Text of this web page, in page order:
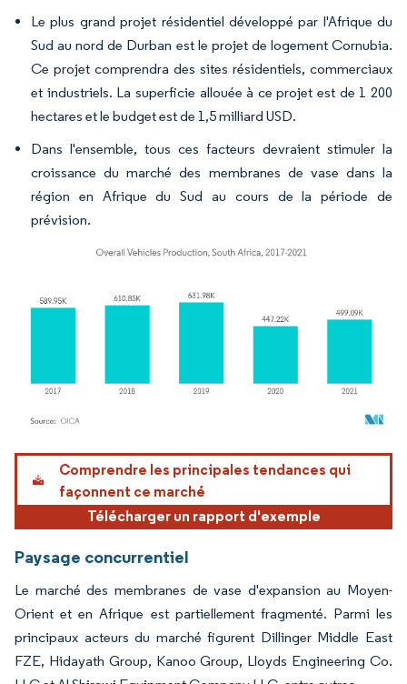
Le plus grand projet résidentiel développé par l'Afrique du
Sud au nord de Durban est le projet de logement Cornubia.
Ce projet comprendra des sites résidentiels, commerciaux
et industriels. La superficie allouée à ce projet est de 1 200
hectares et le budget est de 1,5 milliard USD.
Dans l'ensemble, tous ces facteurs devraient stimuler la
croissance du marché des membranes de vase dans la
région en Afrique du Sud au cours de la période de
prévision.
Image © Mordor Intelligence. La réutilisation nécessite une attribution sous CC BY
Comprendre les principales tendances qui
façonnent ce marché
Télécharger un rapport d'exemple
Paysage concurrentiel
Le marché des membranes de vase d'expansion au Moyen-
Orient et en Afrique est partiellement fragmenté. Parmi les
principaux acteurs du marché figurent Dillinger Middle East
FZE, Hidayath Group, Kanoo Group, Lloyds Engineering Co.